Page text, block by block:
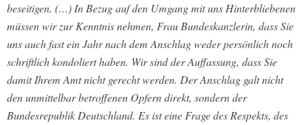
beseitigen. (…) In Bezug auf den Umgang mit uns Hinterbliebenen
müssen wir zur Kenntnis nehmen, Frau Bundeskanzlerin, dass Sie
uns auch fast ein Jahr nach dem Anschlag weder persönlich noch
schriftlich kondoliert haben. Wir sind der Auffassung, dass Sie
damit Ihrem Amt nicht gerecht werden. Der Anschlag galt nicht
den unmittelbar betroffenen Opfern direkt, sondern der
Bundesrepublik Deutschland. Es ist eine Frage des Respekts, des